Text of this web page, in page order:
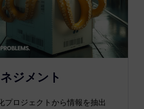
ジメント
プロジェクトから情報を抽出